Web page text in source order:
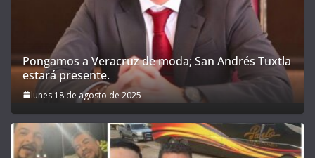
Pongamos a Veracruz de moda; San Andrés Tuxtla
estará presente.
lunes 18 de agosto de 2025